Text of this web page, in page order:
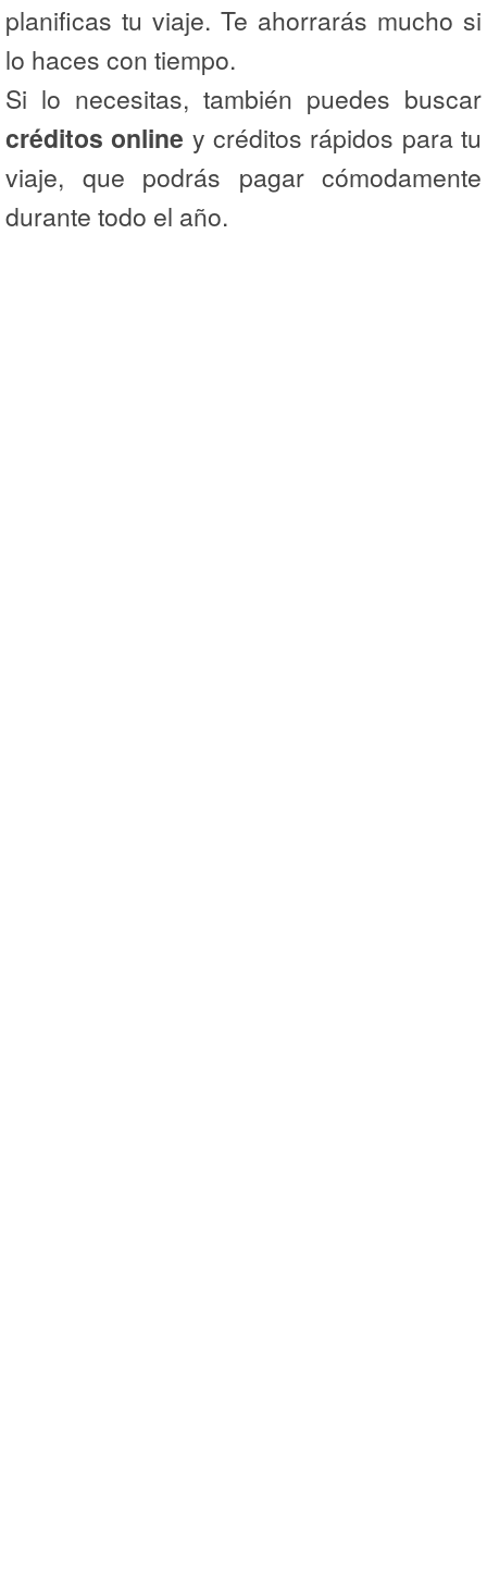
planificas tu viaje. Te ahorrarás mucho si
lo haces con tiempo.
Si lo necesitas, también puedes buscar
créditos online y créditos rápidos para tu
viaje, que podrás pagar cómodamente
durante todo el año.